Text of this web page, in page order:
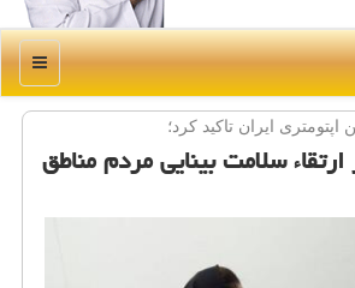
منو
ایران تاكید كرد؛
سلامت بینایی مردم مناطق